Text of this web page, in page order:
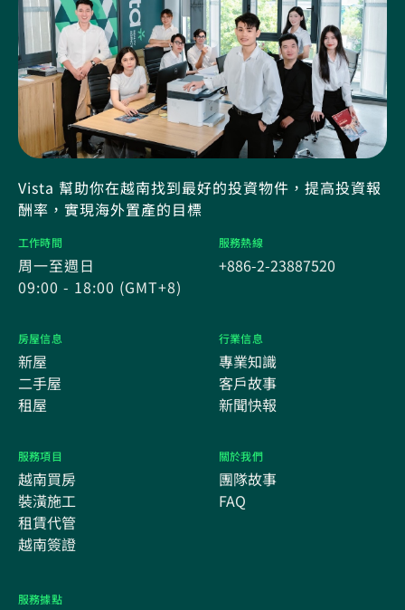
Vista 幫助你在越南找到最好的投資物件，提高投資報
酬率，實現海外置產的目標
工作時間
周一至週日
09:00 - 18:00 (GMT+8)
服務熱線
+886-2-23887520
房屋信息
新屋
二手屋
租屋
行業信息
專業知識
客戶故事
新聞快報
服務項目
越南買房
裝潢施工
租賃代管
越南簽證
關於我們
團隊故事
FAQ
服務據點